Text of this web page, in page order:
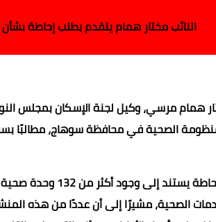
النائب مختار همام يتقدم بطلب إحاطة
همام مرسي، وكيل لجنة الإسكان بمجلس
الصحية في محافظة سوهاج، مطالبًا
الصحية، مشيرًا إلى أن عددًا من هذه